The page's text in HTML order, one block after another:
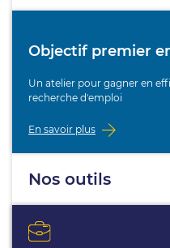
Objectif premier
Un atelier pour gagner en
recherche d'emploi
En savoir plus
Nos outils